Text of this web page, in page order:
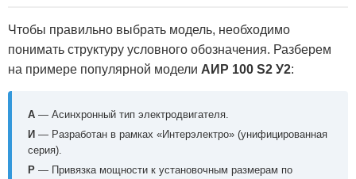
Чтобы правильно выбрать модель, необходимо
понимать структуру условного обозначения. Разберем
на примере популярной модели АИР 100 S2 У2:
А — Асинхронный тип электродвигателя.
И — Разработан в рамках «Интерэлектро» (унифицированная
серия).
Р — Привязка мощности к установочным размерам по